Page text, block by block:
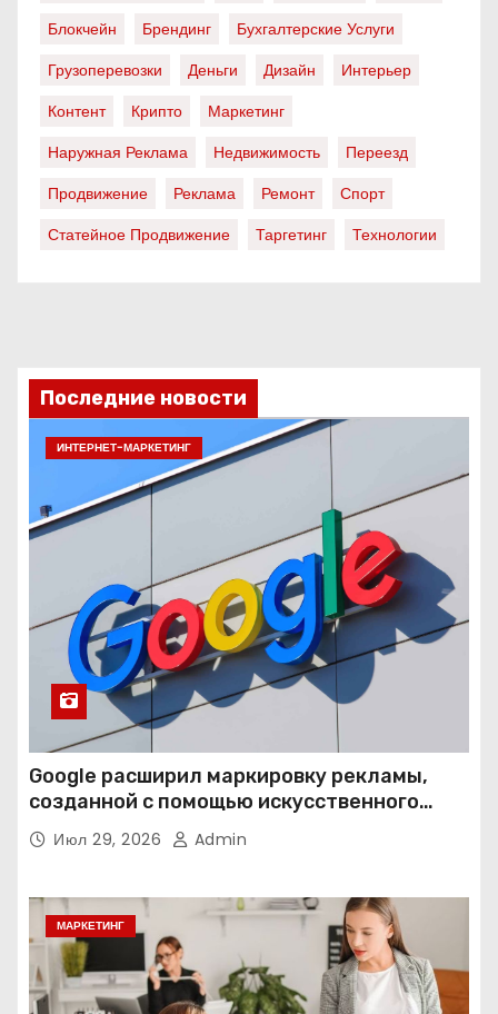
Блокчейн
Брендинг
Бухгалтерские Услуги
Грузоперевозки
Деньги Дизайн
Интерьер
Контент
Крипто
Маркетинг
Наружная Реклама
Недвижимость
Переезд
Продвижение
Реклама Ремонт
Спорт
Статейное Продвижение
Таргетинг Технологии
Последние новости
ИНТЕРНЕТ-МАРКЕТИНГ
Google расширил маркировку рекламы,
созданной с помощью искусственного
интеллекта
Июл 29, 2026 Admin
МАРКЕТИНГ